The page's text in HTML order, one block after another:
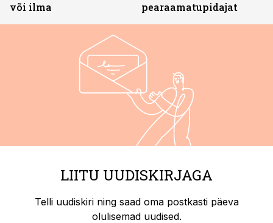
või ilma
pearaamatupidajat
LIITU UUDISKIRJAGA
Telli uudiskiri ning saad oma postkasti päeva
olulisemad uudised.